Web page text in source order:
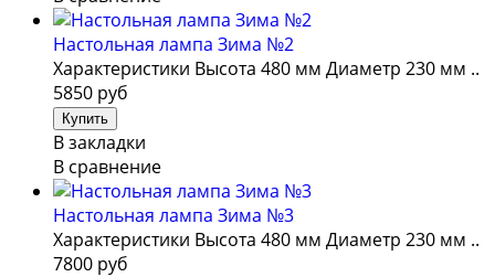
Настольная лампа Зима №2
Характеристики Высота 480 мм Диаметр 230 мм ..
5850 руб
В закладки
В сравнение
Настольная лампа Зима №3
Характеристики Высота 480 мм Диаметр 230 мм ..
7800 руб